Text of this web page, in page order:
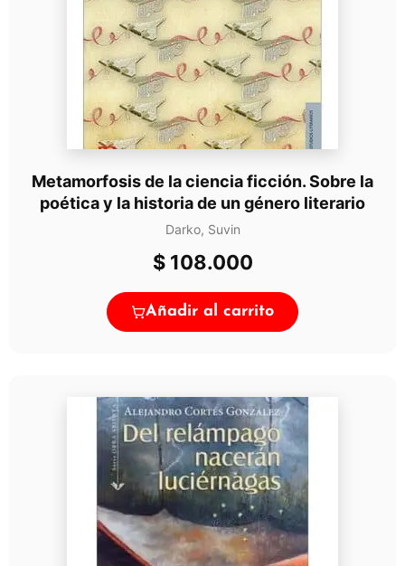
Metamorfosis de la ciencia ficción. Sobre la
poética y la historia de un género literario
Darko, Suvin
$108.000
Añadir al carrito